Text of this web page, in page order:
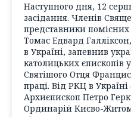
Наступного дня, 12
засідання. Членів
представники
Томас Едвард
в Україні, запевнив
католицьких єпископів
Святішого Отця
праці. Від РКЦ в
Архиєпископ Петро
Ординарій Києво-